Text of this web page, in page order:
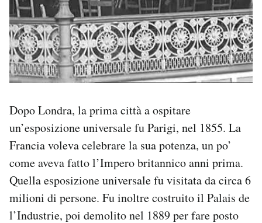
Dopo Londra, la prima città a ospitare
un’esposizione universale fu Parigi, nel 1855. La
Francia voleva celebrare la sua potenza, un po’
come aveva fatto l’Impero britannico anni prima.
Quella esposizione universale fu visitata da circa 6
milioni di persone. Fu inoltre costruito il Palais de
l’Industrie, poi demolito nel 1889 per fare posto